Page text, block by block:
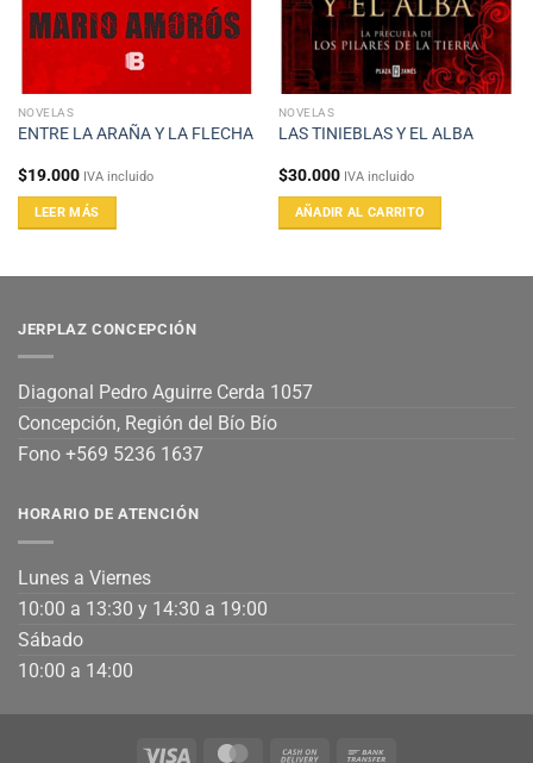
NOVELAS
ENTRE LA ARAÑA Y LA FLECHA
$19.000 IVA incluido
LEER MÁS
NOVELAS
LAS TINIEBLAS Y EL ALBA
$30.000 IVA incluido
AÑADIR AL CARRITO
JERPLAZ CONCEPCIÓN
Diagonal Pedro Aguirre Cerda 1057
Concepción, Región del Bío Bío
Fono +569 5236 1637
HORARIO DE ATENCIÓN
Lunes a Viernes
10:00 a 13:30 y 14:30 a 19:00
Sábado
10:00 a 14:00